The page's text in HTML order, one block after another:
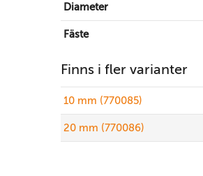
Diameter
Fäste
Finns i fler varianter
10 mm (770085)
20 mm (770086)